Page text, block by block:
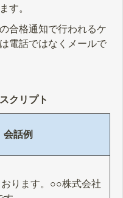
す。
合格通知で行われるケ
電話ではなくメールで
クリプト
会話例
ります。○○株式会社